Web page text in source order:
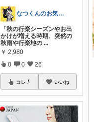
なつくんのお気に♥
「秋の行楽シーズンやお出
かけが増える時期、突然の
秋雨や行楽地の ...
￥ 2,980
0 0 26
コレ いいね